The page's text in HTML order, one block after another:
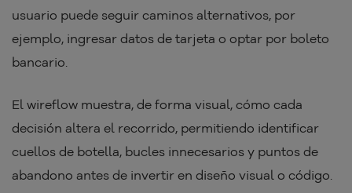
usuario puede seguir caminos alternativos, por
ejemplo, ingresar datos de tarjeta o optar por boleto
bancario.
El wireflow muestra, de forma visual, cómo cada
decisión altera el recorrido, permitiendo identificar
cuellos de botella, bucles innecesarios y puntos de
abandono antes de invertir en diseño visual o código.